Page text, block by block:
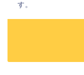
す。